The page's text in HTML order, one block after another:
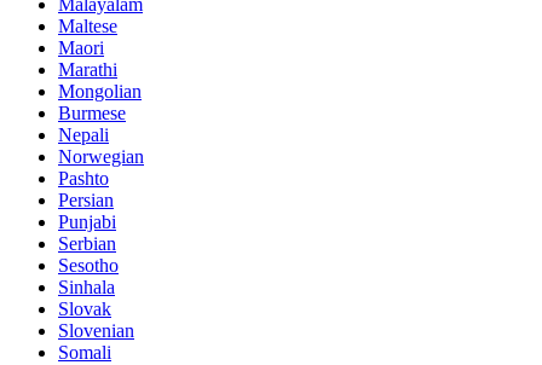
Malayalam
Maltese
Maori
Marathi
Mongolian
Burmese
Nepali
Norwegian
Pashto
Persian
Punjabi
Serbian
Sesotho
Sinhala
Slovak
Slovenian
Somali